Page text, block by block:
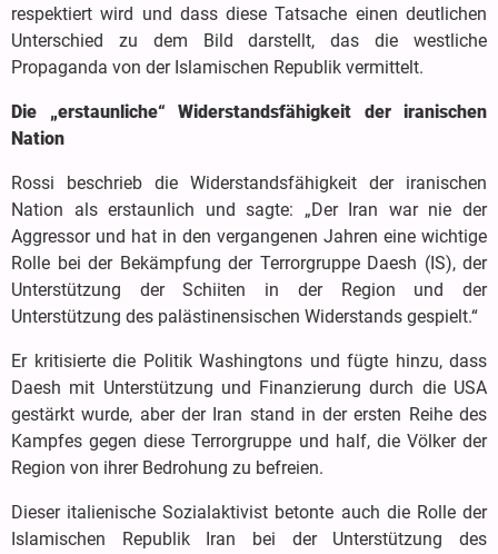
respektiert wird und dass diese Tatsache einen deutlichen
Unterschied zu dem Bild darstellt, das die westliche
Propaganda von der Islamischen Republik vermittelt.
Die „erstaunliche“ Widerstandsfähigkeit der iranischen
Nation
Rossi beschrieb die Widerstandsfähigkeit der iranischen
Nation als erstaunlich und sagte: „Der Iran war nie der
Aggressor und hat in den vergangenen Jahren eine wichtige
Rolle bei der Bekämpfung der Terrorgruppe Daesh (IS), der
Unterstützung der Schiiten in der Region und der
Unterstützung des palästinensischen Widerstands gespielt.“
Er kritisierte die Politik Washingtons und fügte hinzu, dass
Daesh mit Unterstützung und Finanzierung durch die USA
gestärkt wurde, aber der Iran stand in der ersten Reihe des
Kampfes gegen diese Terrorgruppe und half, die Völker der
Region von ihrer Bedrohung zu befreien.
Dieser italienische Sozialaktivist betonte auch die Rolle der
Islamischen Republik Iran bei der Unterstützung des